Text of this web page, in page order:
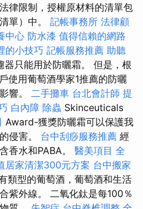
律限制，授權原材料的清單包
單）中。 記帳事務所 法律顧
中心 防水漆 值得信賴的網路
的小技巧 記帳服務推薦 助聽
器只能用於防曬霜。 但是，根
使用葡萄酒學家1推薦的防曬
響。 二手攤車 台北會計師 提
白內障 除蟲 Skinceuticals
Award-獲獎防曬霜可以保護我
侵害。 台中刮痧服務推薦 經
香水和PABA。 醫美項目 全
居家清潔300元方案 台中搬家
類型的葡萄酒，葡萄酒和生活
紫外線。 二氧化鈦是每100％